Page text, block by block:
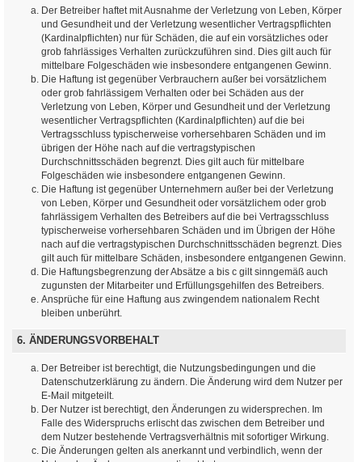
Der Betreiber haftet mit Ausnahme der Verletzung von Leben, Körper
und Gesundheit und der Verletzung wesentlicher Vertragspflichten
(Kardinalpflichten) nur für Schäden, die auf ein vorsätzliches oder
grob fahrlässiges Verhalten zurückzuführen sind. Dies gilt auch für
mittelbare Folgeschäden wie insbesondere entgangenen Gewinn.
Die Haftung ist gegenüber Verbrauchern außer bei vorsätzlichem
oder grob fahrlässigem Verhalten oder bei Schäden aus der
Verletzung von Leben, Körper und Gesundheit und der Verletzung
wesentlicher Vertragspflichten (Kardinalpflichten) auf die bei
Vertragsschluss typischerweise vorhersehbaren Schäden und im
übrigen der Höhe nach auf die vertragstypischen
Durchschnittsschäden begrenzt. Dies gilt auch für mittelbare
Folgeschäden wie insbesondere entgangenen Gewinn.
Die Haftung ist gegenüber Unternehmern außer bei der Verletzung
von Leben, Körper und Gesundheit oder vorsätzlichem oder grob
fahrlässigem Verhalten des Betreibers auf die bei Vertragsschluss
typischerweise vorhersehbaren Schäden und im Übrigen der Höhe
nach auf die vertragstypischen Durchschnittsschäden begrenzt. Dies
gilt auch für mittelbare Schäden, insbesondere entgangenen Gewinn.
Die Haftungsbegrenzung der Absätze a bis c gilt sinngemäß auch
zugunsten der Mitarbeiter und Erfüllungsgehilfen des Betreibers.
Ansprüche für eine Haftung aus zwingendem nationalem Recht
bleiben unberührt.
6. ÄNDERUNGSVORBEHALT
Der Betreiber ist berechtigt, die Nutzungsbedingungen und die
Datenschutzerklärung zu ändern. Die Änderung wird dem Nutzer per
E-Mail mitgeteilt.
Der Nutzer ist berechtigt, den Änderungen zu widersprechen. Im
Falle des Widerspruchs erlischt das zwischen dem Betreiber und
dem Nutzer bestehende Vertragsverhältnis mit sofortiger Wirkung.
Die Änderungen gelten als anerkannt und verbindlich, wenn der